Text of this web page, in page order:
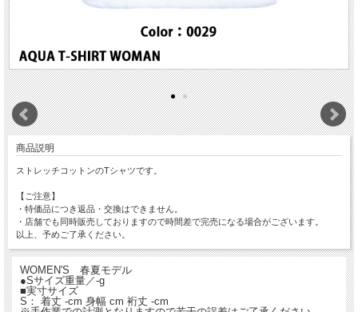
商品説明
ストレッチコットンのTシャツです。
【ご注意】
・特価品につき返品・交換はできません。
・店舗でも同時販売しておりますので時間差で完売になる場合がございます。
以上、予めご了承ください。
WOMEN'S 春夏モデル
●Sサイズ重量／-g
■実寸サイズ
S： 着丈 -cm 身幅 cm 裄丈 -cm